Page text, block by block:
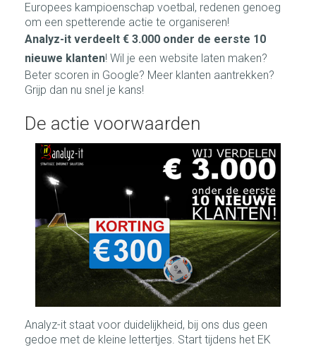
Europees kampioenschap voetbal, redenen genoeg
om een spetterende actie te organiseren!
Analyz-it verdeelt € 3.000 onder de eerste 10
nieuwe klanten! Wil je een website laten maken?
Beter scoren in Google? Meer klanten aantrekken?
Grijp dan nu snel je kans!
De actie voorwaarden
Analyz-it staat voor duidelijkheid, bij ons dus geen
gedoe met de kleine lettertjes. Start tijdens het EK